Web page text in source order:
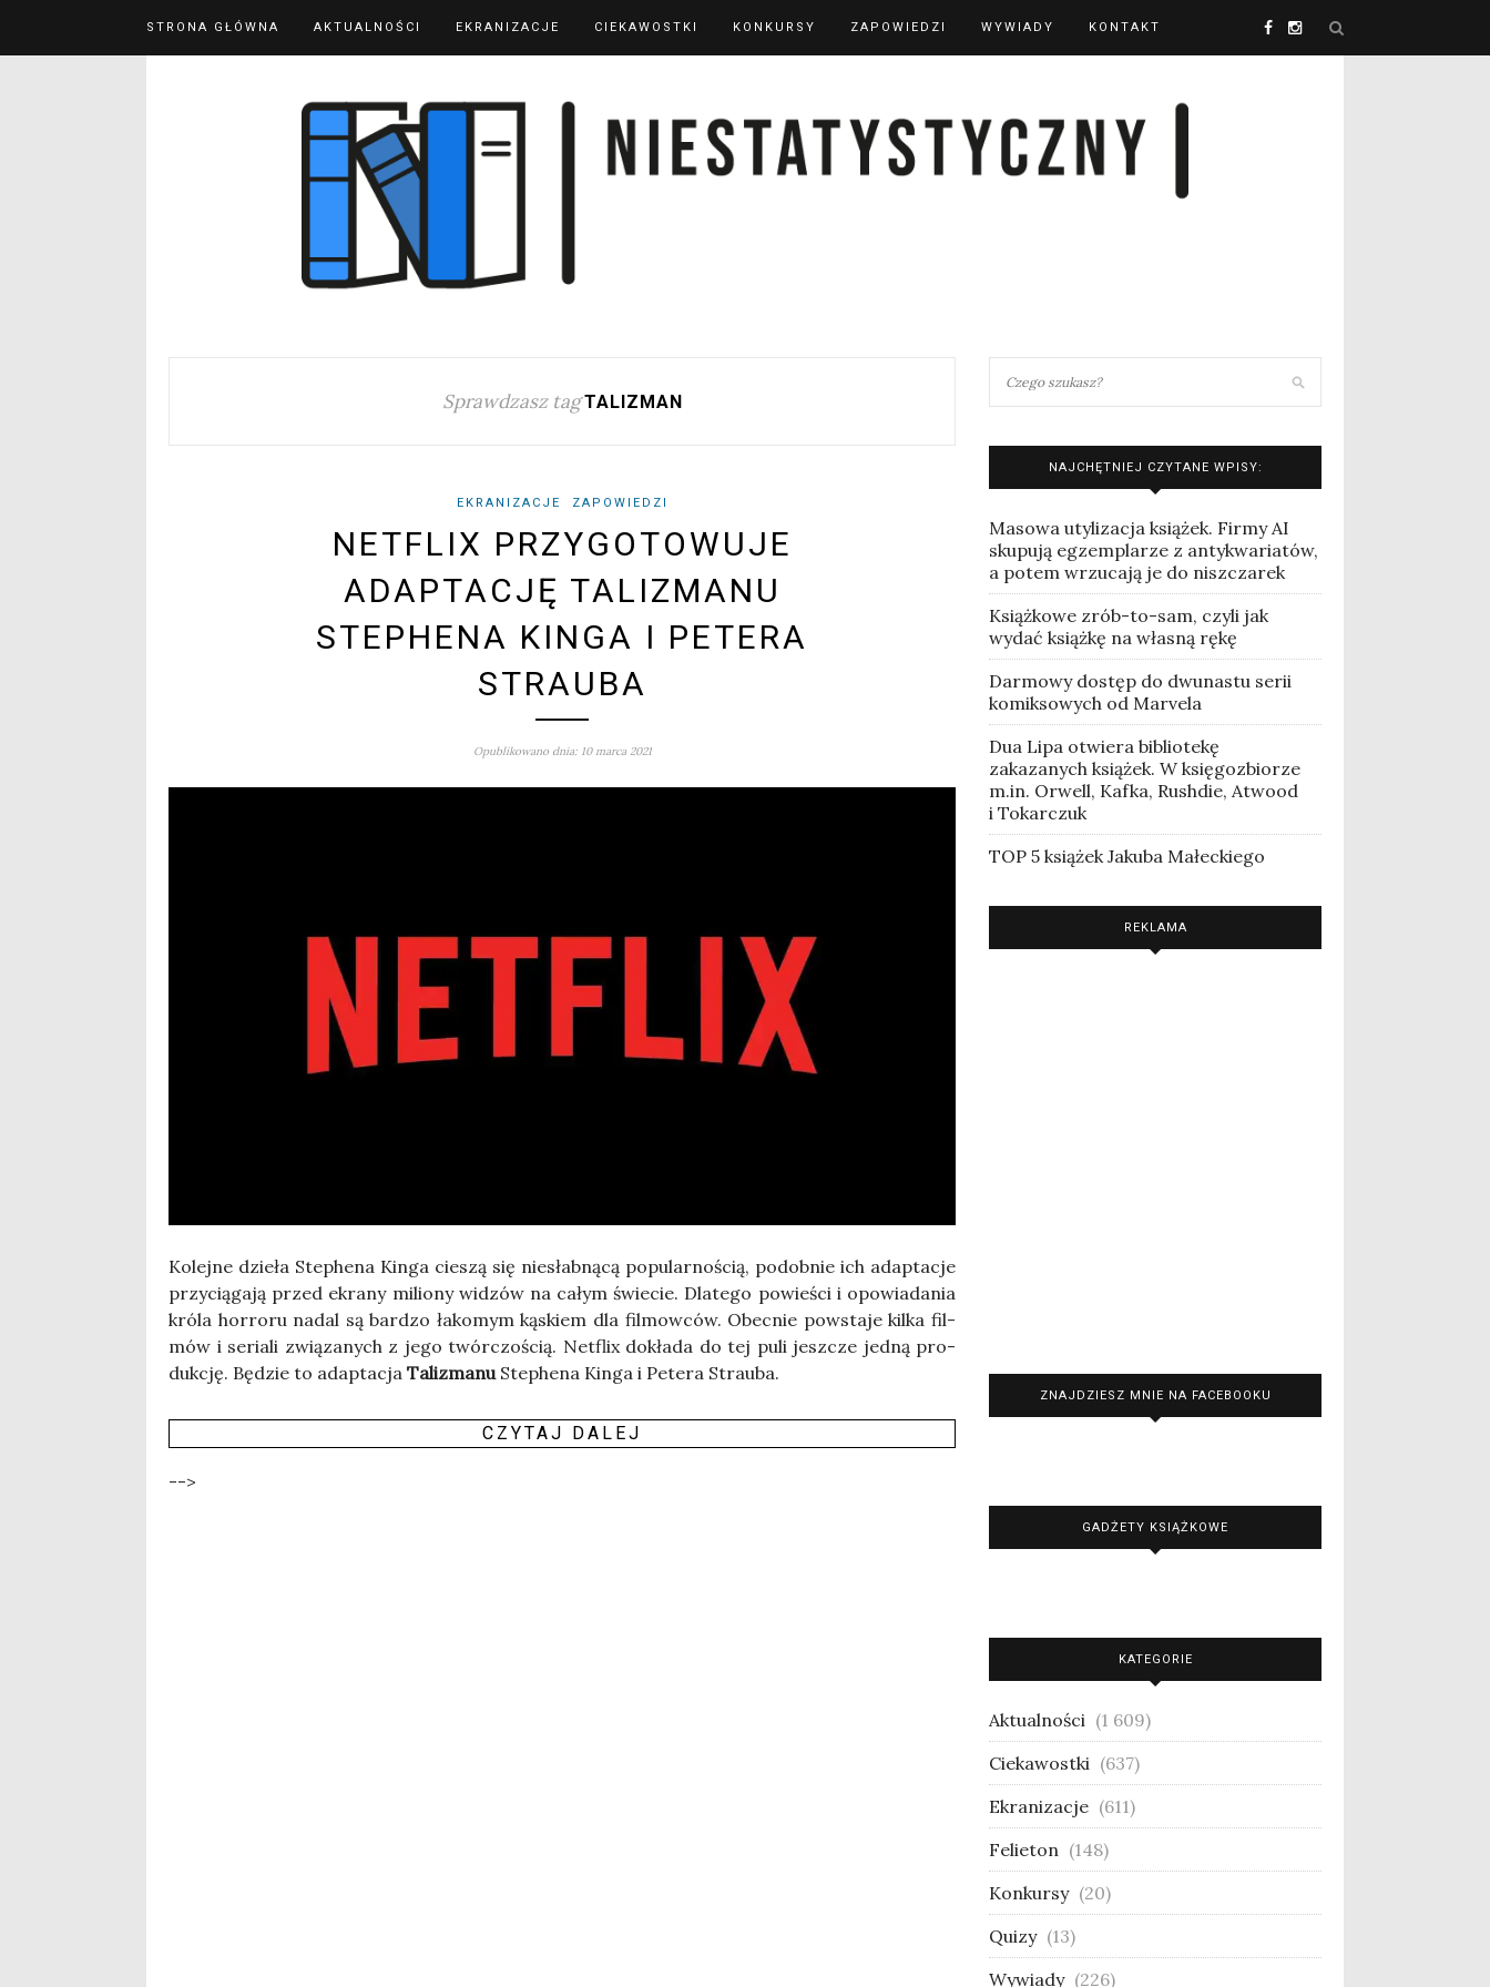
STRONA GŁÓWNA AKTUALNOŚCI EKRANIZACJE CIEKAWOSTKI KONKURSY ZAPOWIEDZI WYWIADY KONTAKT
Sprawdzasz tag TALIZMAN
EKRANIZACJE ZAPOWIEDZI
NETFLIX PRZYGOTOWUJE
ADAPTACJĘ TALIZMANU
STEPHENA KINGA I PETERA
STRAUBA
Opublikowano dnia: 10 marca 2021
Kolej­ne dzie­ła Ste­phe­na Kin­ga cie­szą się nie­słab­ną­cą popu­lar­no­ścią, podob­nie ich adap­ta­cje
przy­cią­ga­ją przed ekra­ny milio­ny widzów na całym świe­cie. Dla­te­go powie­ści i opo­wia­da­nia
kró­la hor­ro­ru nadal są bar­dzo łako­mym kąskiem dla fil­mow­ców. Obec­nie powsta­je kil­ka fil­
mów i seria­li zwią­za­nych z jego twór­czo­ścią. Net­flix dokła­da do tej puli jesz­cze jed­ną pro­
duk­cję. Będzie to adap­ta­cja Tali­zma­nuSte­phe­na Kin­ga i Pete­ra Strau­ba.
CZY­TAJ DALEJ
-->
NAJCHĘTNIEJ CZYTANE WPISY:
Masowa utylizacja książek. Firmy AI
skupują egzemplarze z antykwariatów,
a potem wrzucają je do niszczarek
Książkowe zrób-to-sam, czyli jak
wydać książkę na własną rękę
Darmowy dostęp do dwunastu serii
komiksowych od Marvela
Dua Lipa otwiera bibliotekę
zakazanych książek. W księgozbiorze
m.in. Orwell, Kafka, Rushdie, Atwood
i Tokarczuk
TOP 5 książek Jakuba Małeckiego
REKLAMA
ZNAJDZIESZ MNIE NA FACEBOOKU
GADŻETY KSIĄŻKOWE
KATEGORIE
Aktualności (1 609)
Ciekawostki (637)
Ekranizacje (611)
Felieton (148)
Konkursy (20)
Quizy (13)
Wywiady (226)